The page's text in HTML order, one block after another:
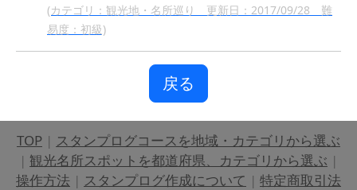
(カテゴリ：観光地・名所巡り 更新日：2017/09/28 難
易度：初級)
戻る
TOP | スタンプログコースを地域・カテゴリから選ぶ
| 観光名所スポットを都道府県、カテゴリから選ぶ |
操作方法 | スタンプログ作成について | 特定商取引法